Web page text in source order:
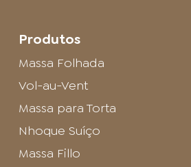
Produtos
Massa Folhada
Vol-au-Vent
Massa para Torta
Nhoque Suíço
Massa Fillo